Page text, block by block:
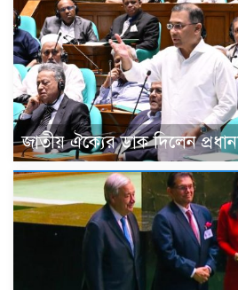
জাতীয় ঐক্যের ডাক দিলেন